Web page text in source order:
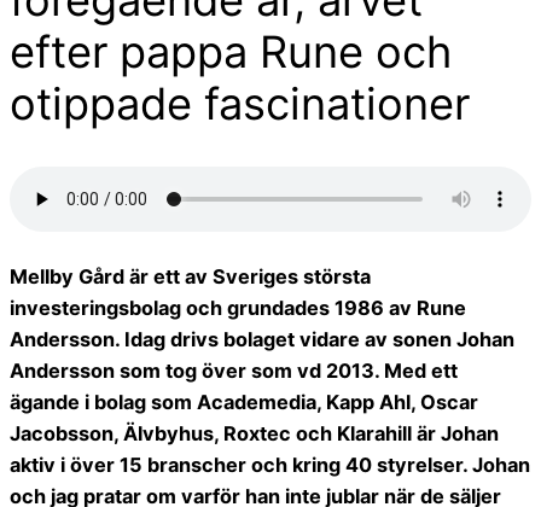
efter pappa Rune och
otippade fascinationer
Mellby Gård är ett av Sveriges största
investeringsbolag och grundades 1986 av Rune
Andersson. Idag drivs bolaget vidare av sonen Johan
Andersson som tog över som vd 2013. Med ett
ägande i bolag som Academedia, Kapp Ahl, Oscar
Jacobsson, Älvbyhus, Roxtec och Klarahill är Johan
aktiv i över 15 branscher och kring 40 styrelser. Johan
och jag pratar om varför han inte jublar när de säljer